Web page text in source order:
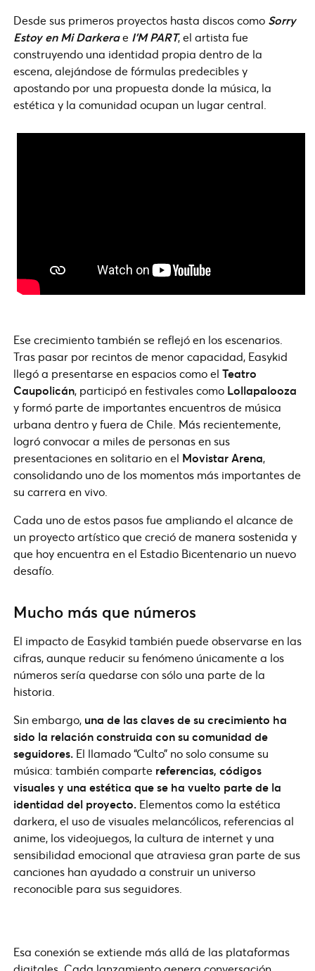
Desde sus primeros proyectos hasta discos como Sorry
Estoy en Mi Darkerae I’M PART, el artista fue
construyendo una identidad propia dentro de la
escena, alejándose de fórmulas predecibles y
apostando por una propuesta donde la música, la
estética y la comunidad ocupan un lugar central.
Ese crecimiento también se reflejó en los escenarios.
Tras pasar por recintos de menor capacidad, Easykid
llegó a presentarse en espacios como el Teatro
Caupolicán, participó en festivales como Lollapalooza
y formó parte de importantes encuentros de música
urbana dentro y fuera de Chile. Más recientemente,
logró convocar a miles de personas en sus
presentaciones en solitario en el Movistar Arena,
consolidando uno de los momentos más importantes de
su carrera en vivo.
Cada uno de estos pasos fue ampliando el alcance de
un proyecto artístico que creció de manera sostenida y
que hoy encuentra en el Estadio Bicentenario un nuevo
desafío.
Mucho más que números
El impacto de Easykid también puede observarse en las
cifras, aunque reducir su fenómeno únicamente a los
números sería quedarse con sólo una parte de la
historia.
Sin embargo, una de las claves de su crecimiento ha
sido la relación construida con su comunidad de
seguidores. El llamado “Culto” no solo consume su
música: también comparte referencias, códigos
visuales y una estética que se ha vuelto parte de la
identidad del proyecto. Elementos como la estética
darkera, el uso de visuales melancólicos, referencias al
anime, los videojuegos, la cultura de internet y una
sensibilidad emocional que atraviesa gran parte de sus
canciones han ayudado a construir un universo
reconocible para sus seguidores.
Esa conexión se extiende más allá de las plataformas